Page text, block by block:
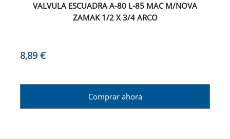
VALVULA ESCUADRA A-80 L-85 MAC M/NOVA
ZAMAK 1/2 X 3/4 ARCO
8,89 €
Comprar ahora